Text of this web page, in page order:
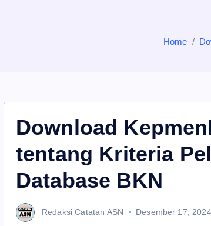
Home
Download
tentang Kriteria
Database BKN
Redaksi Catatan ASN Desember 17, 2024